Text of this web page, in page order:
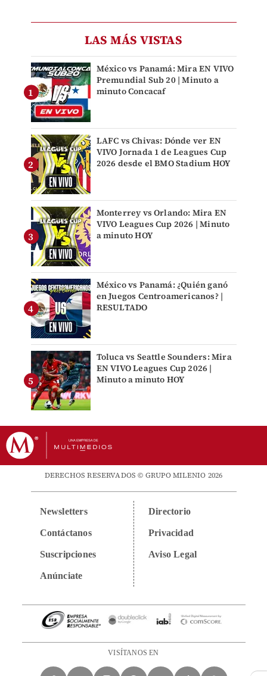
LAS MÁS VISTAS
México vs Panamá: Mira EN VIVO
Premundial Sub 20 | Minuto a
minuto Concacaf
LAFC vs Chivas: Dónde ver EN
VIVO Jornada 1 de Leagues Cup
2026 desde el BMO Stadium HOY
Monterrey vs Orlando: Mira EN
VIVO Leagues Cup 2026 | Minuto
a minuto HOY
México vs Panamá: ¿Quién ganó
en Juegos Centroamericanos? |
RESULTADO
Toluca vs Seattle Sounders: Mira
EN VIVO Leagues Cup 2026 |
Minuto a minuto HOY
DERECHOS RESERVADOS © GRUPO MILENIO 2026
Newsletters
Contáctanos
Suscripciones
Anúnciate
Directorio
Privacidad
Aviso Legal
VISÍTANOS EN